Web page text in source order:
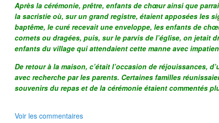
Après la cérémonie, prêtre, enfants de chœur ainsi que
la sacristie où, sur un grand registre, étaient apposées les
baptême, le curé recevait une enveloppe, les enfants de
cornets ou dragées, puis, sur le parvis de l’église, on jetait
enfants du village qui attendaient cette manne avec
De retour à la maison, c’était l’occasion de réjouissances,
avec recherche par les parents. Certaines familles
souvenirs du repas et de la cérémonie étaient commentés
Voir les commentaires